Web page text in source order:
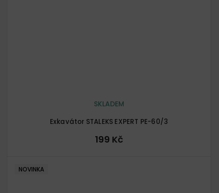
Exkavátor STALEKS EXPERT PE-60/3
SKLADEM
199 Kč
NOVINKA